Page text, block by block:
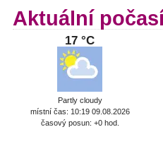
Aktuální
17 °C
Partly cloudy
místní čas: 10:19 09.08.2026
časový posun: +0 hod.